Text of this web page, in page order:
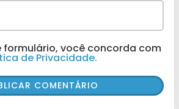
formulário, você concorda com
de Privacidade.